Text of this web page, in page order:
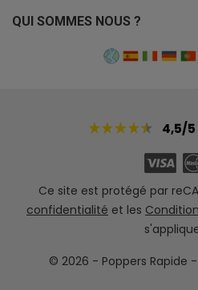
QUI SOMMES NOUS ?
4,5/5
Ce site est protégé par
confidentialité et les
© 2026 - Poppers Rapide